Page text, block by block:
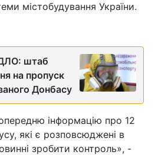
містобудування України.
штаб
на пропуск
Донбасу
інформацію про 12
які є розповсюджені в
зробити контроль», -